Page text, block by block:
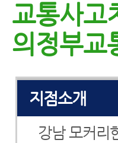
교통사고
의정부교
교통사고병원
교통사고한의
지점소개
강남 모커리